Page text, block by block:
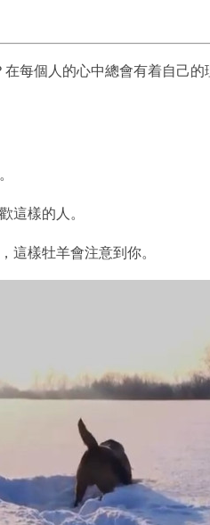
每個人的心中總會有着自己
這樣的人。
這樣牡羊會注意到你。